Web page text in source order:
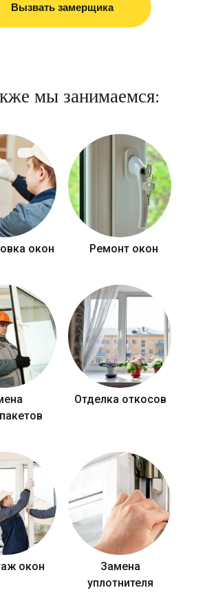
Вызвать замерщика
мы занимаемся:
окон Ремонт окон
Отделка откосов
окон
Замена
уплотнителя